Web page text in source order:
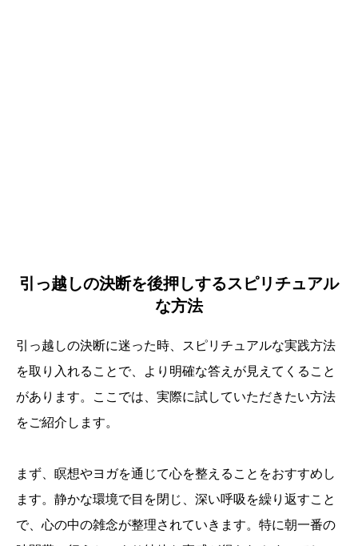
引っ越しの決断を後押しするスピリチュアル
な方法
引っ越しの決断に迷った時、スピリチュアルな実践方法
を取り入れることで、より明確な答えが見えてくること
があります。ここでは、実際に試していただきたい方法
をご紹介します。
まず、瞑想やヨガを通じて心を整えることをおすすめし
ます。静かな環境で目を閉じ、深い呼吸を繰り返すこと
で、心の中の雑念が整理されていきます。特に朝一番の